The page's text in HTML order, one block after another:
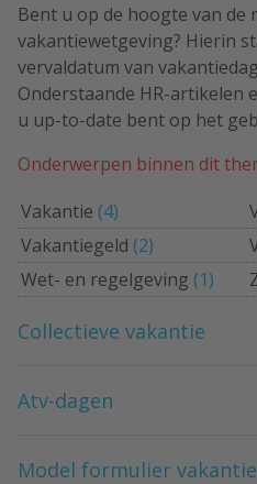
Bent u op de hoogte van de
vakantiewetgeving? Hierin
vervaldatum van
Onderstaande HR-artikelen
u up-to-date bent op het
Onderwerpen binnen dit
Vakantie (4)
Vakantiegeld (2)
Wet- en regelgeving (1)
Collectieve vakantie
Atv-dagen
Model formulier